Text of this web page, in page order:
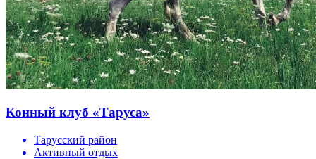
Конный клуб «Таруса»
Тарусский район
Активный отдых